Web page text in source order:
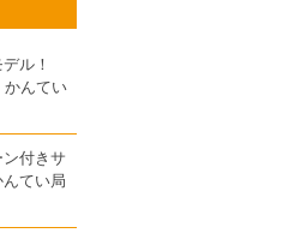
ル！
かんてい
ン付きサ
てい局